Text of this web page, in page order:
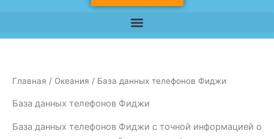
Главная / Океания / База данных телефонов Фиджи
База данных телефонов Фиджи
База данных телефонов Фиджи с точной информацией о